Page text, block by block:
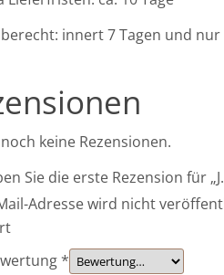
innert 7 Tagen und
keine Rezensionen.
Sie die erste Rezension für
Adresse wird nicht
*